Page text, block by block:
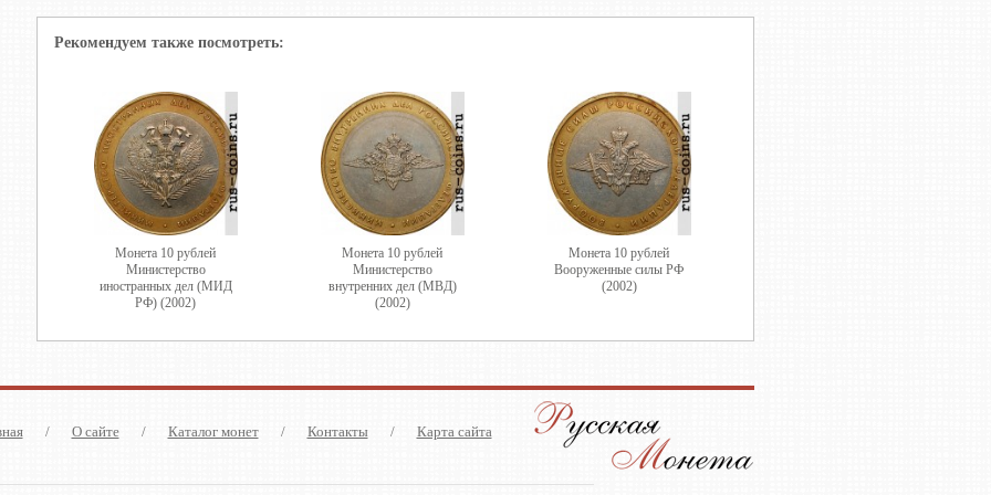
Рекомендуем также посмотреть:
Монета 10 рублей
Министерство
иностранных дел (МИД
РФ) (2002)
Монета 10 рублей
Министерство
внутренних дел (МВД)
(2002)
Монета 10 рублей
Вооруженные силы РФ
(2002)
/ О сайте / Каталог монет / Контакты / Карта сайта